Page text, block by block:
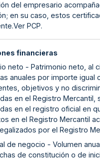
del empresario
en su caso, estos
PCP.
financieras
neto - Patrimonio neto, al
anuales por importe
objetivos y no
en el Registro Mercantil,
en el registro oficial en
en el Registro Mercantil
por el Registro
de negocio - Volumen
de constitución o de